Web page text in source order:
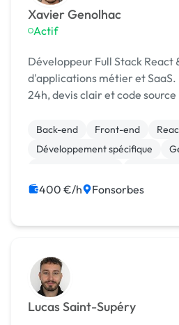
Xavier Genolhac
Actif
Développeur Full Stack React
d'applications métier et SaaS.
24h, devis clair et code
Back-end Front-end
Développement spécifique
Migration ou refonte de site
400 €/h Fonsorbes
Lucas Saint-Supéry